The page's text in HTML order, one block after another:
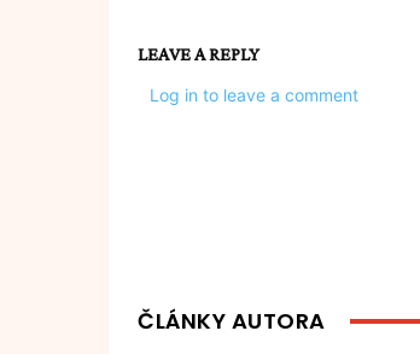
LEAVE A REPLY
Log in to leave a comment
ČLÁNKY AUTORA